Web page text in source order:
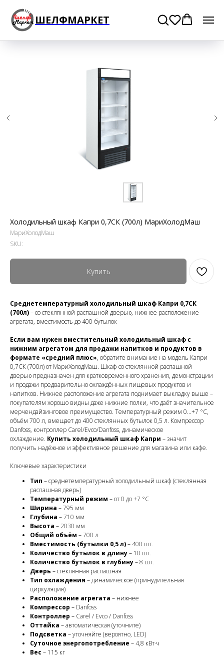
ШЕЛФМАРКЕТ
Холодильный шкаф Капри 0,7СК (700л) МариХолодМаш
МариХолодМаш
SKU:
Купить
Среднетемпературный холодильный шкаф Капри 0,7СК
(700л)– со стеклянной распашной дверью, нижнее расположение
агрегата, вместимость до 400 бутылок
Если вам нужен вместительный холодильный шкаф с
нижним агрегатом для продажи напитков и продуктов в
формате «средний плюс», обратите внимание на модель Капри
0,7СК (700л) от МариХолодМаш. Шкаф со стеклянной распашной
дверью предназначен для кратковременного хранения, демонстрации
и продажи предварительно охлаждённых пищевых продуктов и
напитков. Нижнее расположение агрегата поднимает выкладку выше –
покупателям хорошо видны даже нижние полки, что даёт значительное
мерчендайзинговое преимущество. Температурный режим 0…+7 °C,
объём 700 л, вмещает до 400 стеклянных бутылок 0,5 л. Компрессор
Danfoss, контроллер Carel/Evco/Danfoss, динамическое
охлаждение. Купить холодильный шкаф Капри – значит
получить надёжное и эффективное решение для магазина или кафе.
Ключевые характеристики
Тип – среднетемпературный холодильный шкаф (стеклянная
распашная дверь)
Температурный режим – от 0 до +7 °C
Ширина – 795 мм
Глубина – 710 мм
Высота – 2030 мм
Общий объём – 700 л
Вместимость (бутылки 0,5 л)– 400 шт.
Количество бутылок в длину– 10 шт.
Количество бутылок в глубину– 8 шт.
Дверь – стеклянная распашная
Тип охлаждения – динамическое (принудительная
циркуляция)
Расположение агрегата – нижнее
Компрессор – Danfoss
Контроллер – Carel / Evco / Danfoss
Оттайка – автоматическая (уточните)
Подсветка – уточняйте (вероятно, LED)
Суточное энергопотребление – 4,8 кВт·ч
Вес – 115 кг